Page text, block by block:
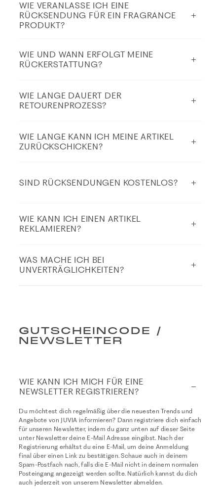
WIE VERANLASSE ICH EINE
RÜCKSENDUNG FÜR EIN FRAGRANCE
PRODUKT?
WIE UND WANN ERFOLGT MEINE
RÜCKERSTATTUNG?
WIE LANGE DAUERT DER
RETOURENPROZESS?
WIE LANGE KANN ICH MEINE ARTIKEL
ZURÜCKSCHICKEN?
SIND RÜCKSENDUNGEN KOSTENLOS?
WIE KANN ICH EINEN ARTIKEL
REKLAMIEREN?
WAS MACHE ICH BEI
UNVERTRÄGLICHKEITEN?
GUTSCHEINCODE /
NEWSLETTER
WIE KANN ICH MICH FÜR EINE
NEWSLETTER REGISTRIEREN?
Du möchtest dich regelmäßig über die neuesten Trends und
Angebote von JUVIA informieren? Dann registriere dich einfach
für unseren Newsletter, indem du ganz unten auf dieser Seite
unter Newsletter deine E-Mail Adresse eingibst. Nach der
Registrierung erhältst du eine E-Mail, um deine Anmeldung
final über einen Link zu bestätigen. Schaue auch in deinem
Spam-Postfach nach, falls die E-Mail nicht in deinem normalen
Posteingang angezeigt werden sollte. Natürlich kannst du dich
auch jederzeit von unserem Newsletter abmelden.